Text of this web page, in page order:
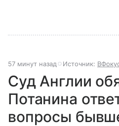
57 минут назад Источник:
Суд Англии
Потанина
вопросы